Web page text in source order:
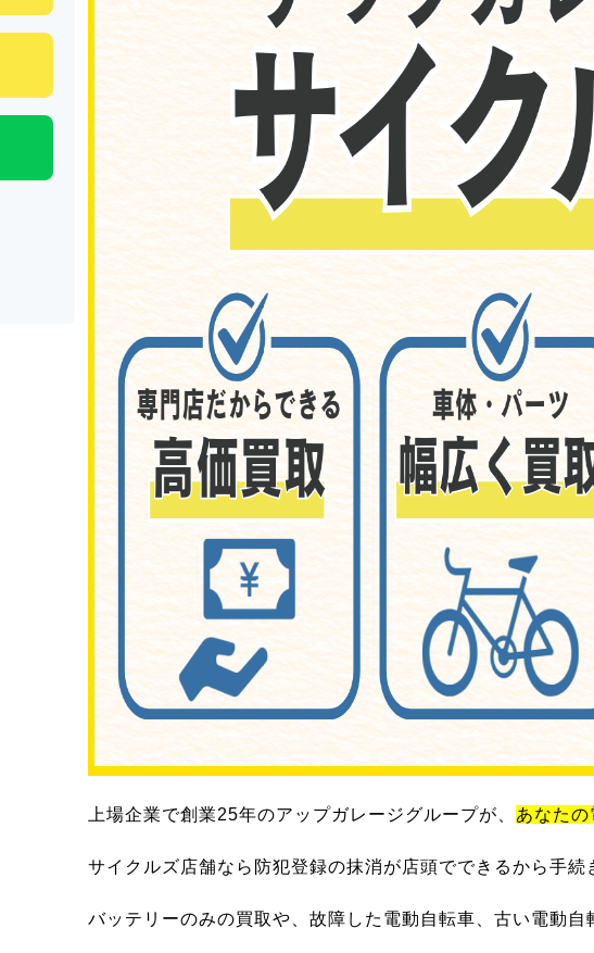
上場企業で創業25年のアップガレージグループが、 あなた
サイクルズ店舗なら防犯登録の抹消が店頭でできるから手
バッテリーのみの買取や、故障した電動自転車、古い電動